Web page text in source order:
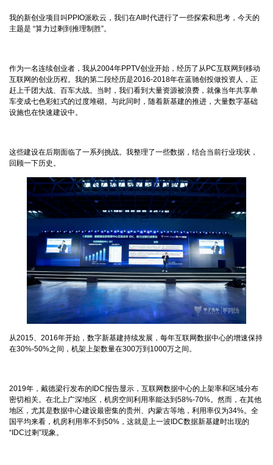
我的新创业项目叫PPIO派欧云，我们在AI时代进行了一些探索和思考，今天的
主题是 “算力过剩到推理制胜”。
作为一名连续创业者，我从2004年PPTV创业开始，经历了从PC互联网到移动
互联网的创业历程。我的第二段经历是2016-2018年在蓝驰创投做投资人，正
赶上千团大战、百车大战。当时，我们看到大量资源被浪费，就像当年共享单
车变成七色彩虹式的过度堆砌。与此同时，随着新基建的推进，大量数字基础
设施也在快速建设中。
这些建设在后期面临了一系列挑战。我整理了一些数据，结合当前行业现状，
回顾一下历史。
从2015、2016年开始，数字新基建持续发展，每年互联网数据中心的增速保持
在30%-50%之间，机架上架数量在300万到1000万之间。
2019年，戴德梁行发布的IDC报告显示，互联网数据中心的上架率和区域分布
密切相关。在北上广深地区，机房空间利用率能达到58%-70%。然而，在其他
地区，尤其是数据中心建设最密集的贵州、内蒙古等地，利用率仅为34%。全
国平均来看，机房利用率不到50%，这就是上一波IDC数据新基建时出现的
“IDC过剩”现象。